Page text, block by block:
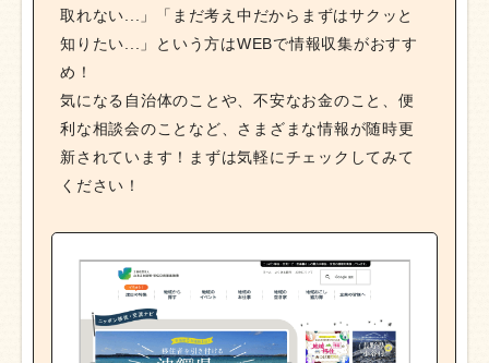
取れない...」「まだ考え中だからまずはサクッと
知りたい...」という方はWEBで情報収集がおすす
め！
気になる自治体のことや、不安なお金のこと、便
利な相談会のことなど、さまざまな情報が随時更
新されています！まずは気軽にチェックしてみて
ください！